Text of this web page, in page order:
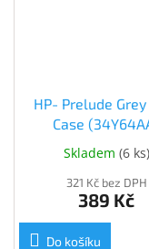
HP- Prelude Grey
Case
(34Y64AA)
Skladem (6 ks)
321 Kč bez DPH
389 Kč
Do košíku